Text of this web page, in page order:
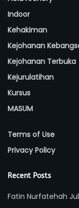
Indoor
Kehakiman
Kejohanan
Kejohanan Terbuka
Kejurulatihan
Kursus
MASUM
Terms of Use
Privacy Policy
Recent Posts
Fatin Nurfatehah